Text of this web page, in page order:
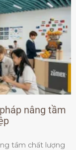
nâng tầm
tầm chất lượng